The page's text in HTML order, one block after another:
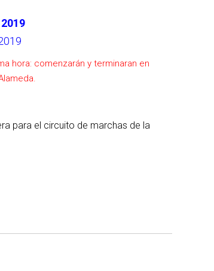
2019
hora: comenzarán y terminaran en
para el circuito de marchas de la